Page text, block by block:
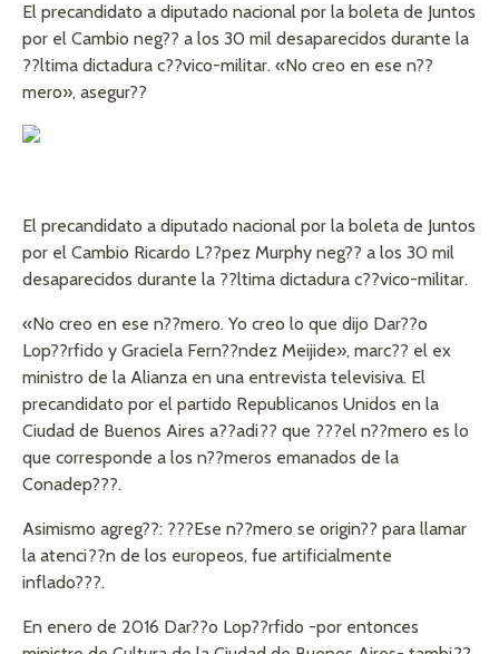
El precandidato a diputado nacional por la boleta de Juntos
por el Cambio neg?? a los 30 mil desaparecidos durante la
??ltima dictadura c??vico-militar. «No creo en ese n??
mero», asegur??
El precandidato a diputado nacional por la boleta de Juntos
por el Cambio Ricardo L??pez Murphy neg?? a los 30 mil
desaparecidos durante la ??ltima dictadura c??vico-militar.
«No creo en ese n??mero. Yo creo lo que dijo Dar??o
Lop??rfido y Graciela Fern??ndez Meijide», marc?? el ex
ministro de la Alianza en una entrevista televisiva. El
precandidato por el partido Republicanos Unidos en la
Ciudad de Buenos Aires a??adi?? que ???el n??mero es lo
que corresponde a los n??meros emanados de la
Conadep???.
Asimismo agreg??: ???Ese n??mero se origin?? para llamar
la atenci??n de los europeos, fue artificialmente
inflado???.
En enero de 2016 Dar??o Lop??rfido -por entonces